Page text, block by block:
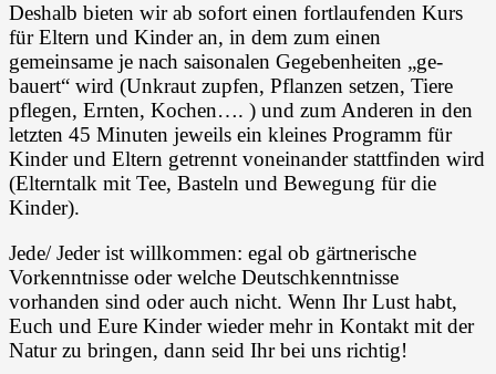
Deshalb bieten wir ab sofort einen fortlaufenden Kurs
für Eltern und Kinder an, in dem zum einen
gemeinsame je nach saisonalen Gegebenheiten „ge-
bauert“ wird (Unkraut zupfen, Pflanzen setzen, Tiere
pflegen, Ernten, Kochen…. ) und zum Anderen in den
letzten 45 Minuten jeweils ein kleines Programm für
Kinder und Eltern getrennt voneinander stattfinden wird
(Elterntalk mit Tee, Basteln und Bewegung für die
Kinder).
Jede/ Jeder ist willkommen: egal ob gärtnerische
Vorkenntnisse oder welche Deutschkenntnisse
vorhanden sind oder auch nicht. Wenn Ihr Lust habt,
Euch und Eure Kinder wieder mehr in Kontakt mit der
Natur zu bringen, dann seid Ihr bei uns richtig!